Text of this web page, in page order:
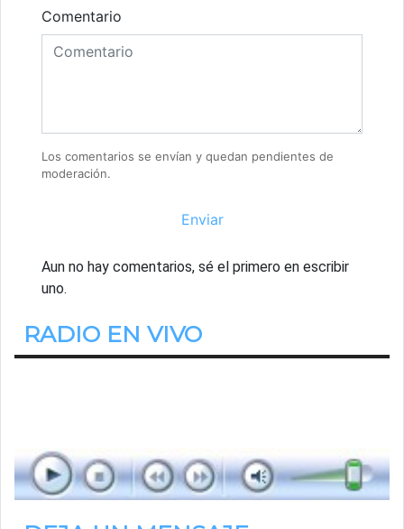
Comentario
Los comentarios se envían y quedan pendientes de
moderación.
Enviar
Aun no hay comentarios, sé el primero en escribir
uno.
RADIO EN VIVO